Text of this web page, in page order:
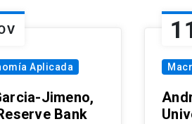
Aplicada
Jimeno,
Bank